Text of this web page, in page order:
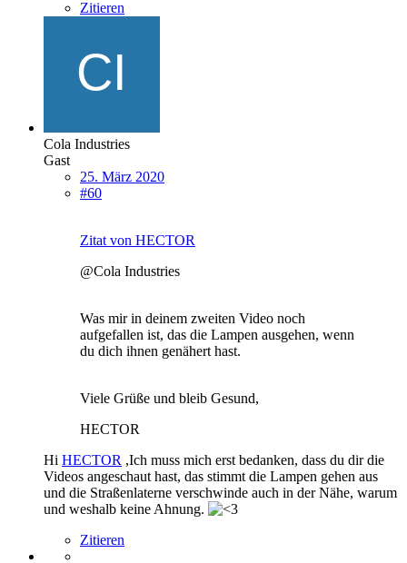
Zitieren
Cola Industries
Gast
25. März 2020
#60
Zitat von HECTOR
@Cola Industries
Was mir in deinem zweiten Video noch
aufgefallen ist, das die Lampen ausgehen, wenn
du dich ihnen genähert hast.
Viele Grüße und bleib Gesund,
HECTOR
Hi HECTOR ,Ich muss mich erst bedanken, dass du dir die
Videos angeschaut hast, das stimmt die Lampen gehen aus
und die Straßenlaterne verschwinde auch in der Nähe, warum
und weshalb keine Ahnung.
Zitieren